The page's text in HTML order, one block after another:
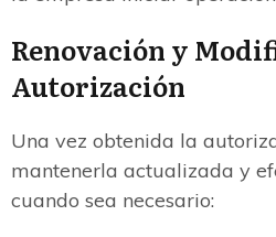
Renovación y
Autorización
Una vez obtenida la
mantenerla actualizada y
cuando sea necesario: